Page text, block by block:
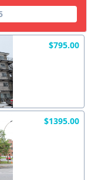
$795.00
$1395.00